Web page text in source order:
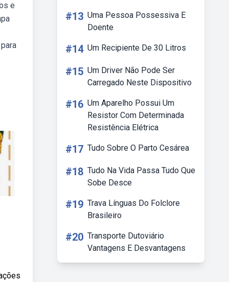
e
#13 Uma Pessoa Possessiva E
Doente
#14 Um Recipiente De 30 Litros
#15 Um Driver Não Pode Ser
Carregado Neste Dispositivo
#16 Um Aparelho Possui Um
Resistor Com Determinada
Resistência Elétrica
#17 Tudo Sobre O Parto Cesárea
#18 Tudo Na Vida Passa Tudo Que
Sobe Desce
#19 Trava Línguas Do Folclore
Brasileiro
#20 Transporte Dutoviário
Vantagens E Desvantagens